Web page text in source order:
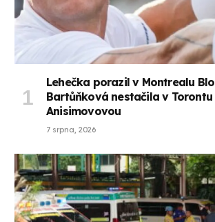
Lehečka porazil v Montrealu
Bartůňková nestačila v Torontu
Anisimovovou
7 srpna, 2026